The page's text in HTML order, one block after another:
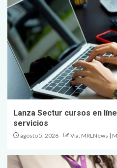
Lanza Sectur cursos en
servicios
agosto 5, 2026 Vía: MRLNews |